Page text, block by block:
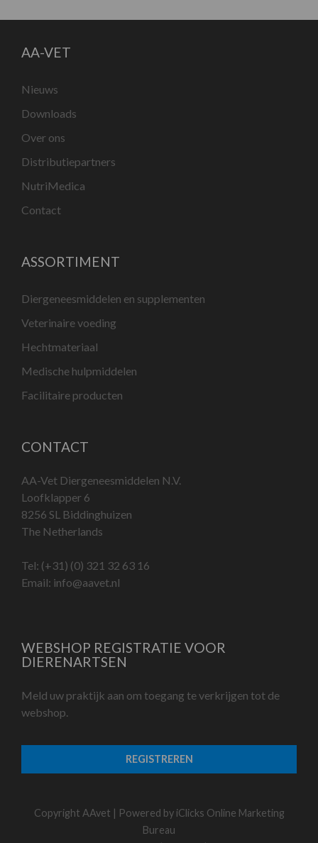
AA-VET
Nieuws
Downloads
Over ons
Distributiepartners
NutriMedica
Contact
ASSORTIMENT
Diergeneesmiddelen en supplementen
Veterinaire voeding
Hechtmateriaal
Medische hulpmiddelen
Facilitaire producten
CONTACT
AA-Vet Diergeneesmiddelen N.V.
Loofklapper 6
8256 SL Biddinghuizen
The Netherlands
Tel: (+31) (0) 321 32 63 16
Email: info@aavet.nl
WEBSHOP REGISTRATIE VOOR
DIERENARTSEN
Meld uw praktijk aan om toegang te verkrijgen tot de
webshop.
REGISTREREN
Copyright AAvet | Powered by iClicks Online Marketing
Bureau